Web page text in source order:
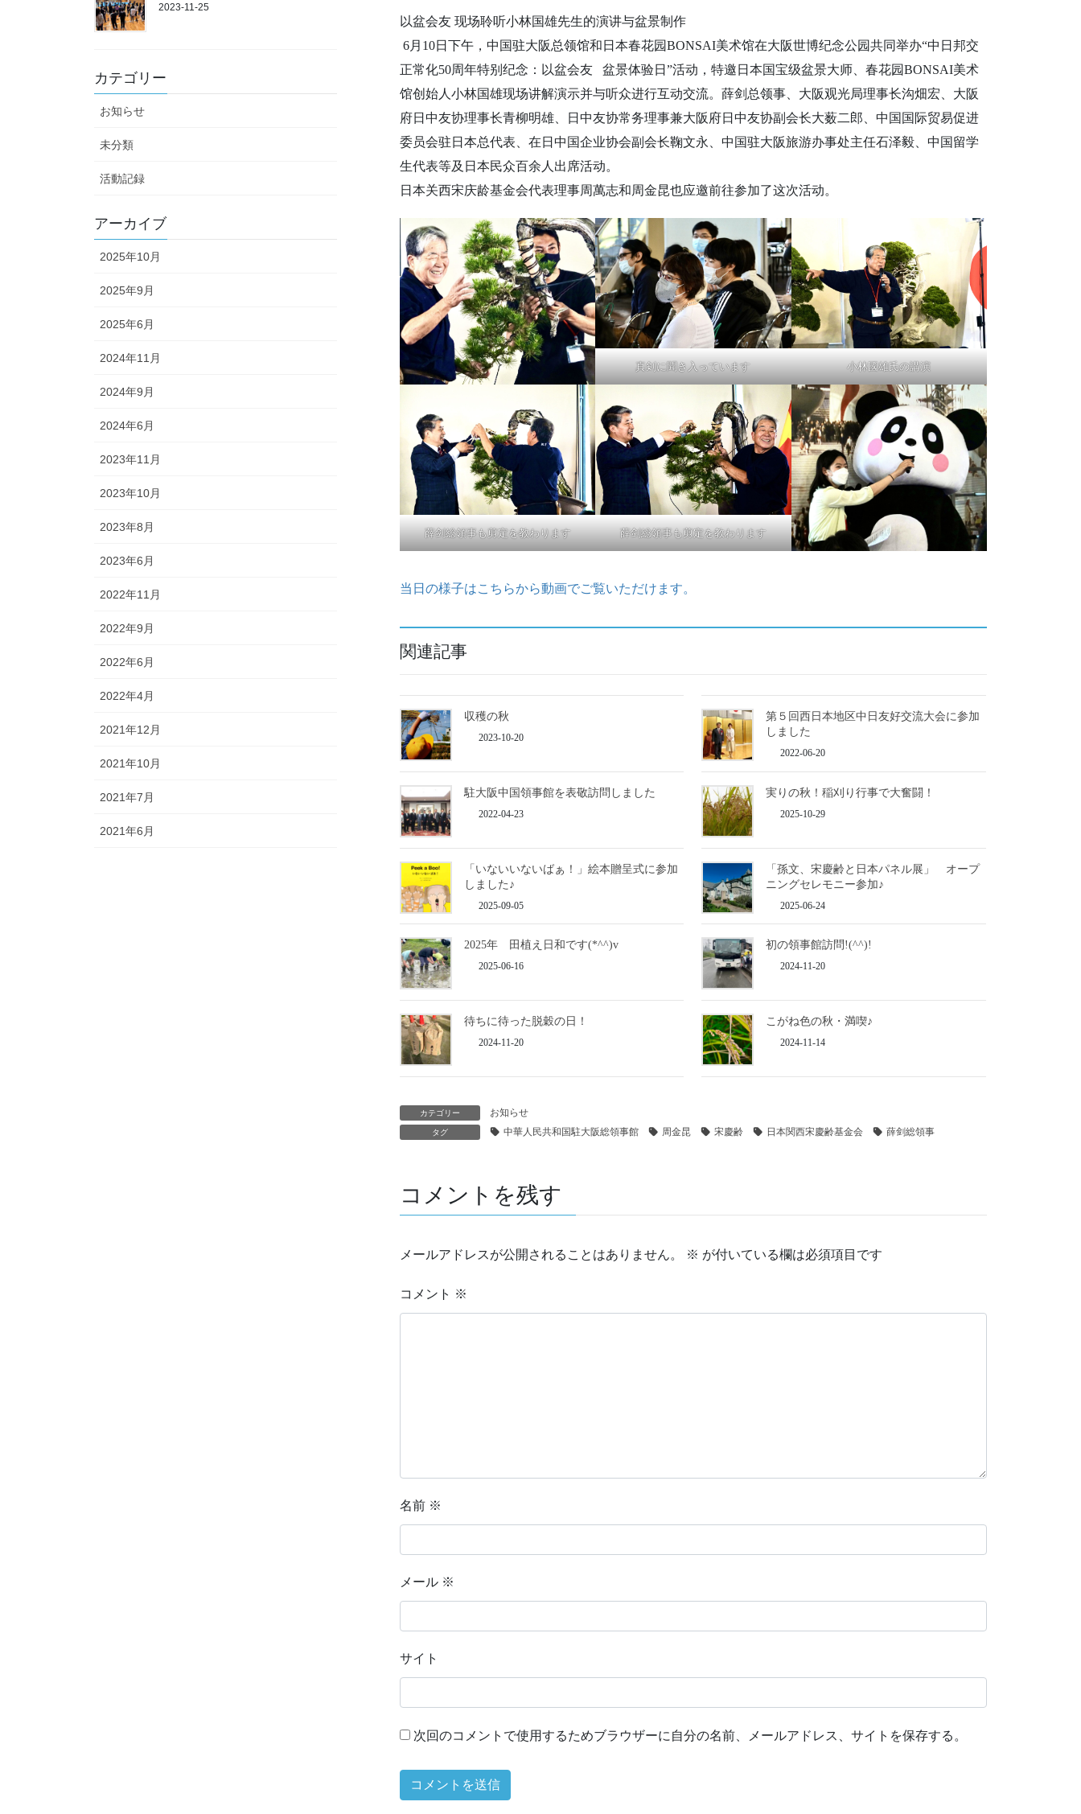
以盆会友 现场聆听小林国雄先生的演讲与盆景制作
6月10日下午，中国驻大阪总领馆和日本春花园BONSAI美术馆在大阪世博纪念公园共同举办“中日邦交
正常化50周年特别纪念：以盆会友 盆景体验日”活动，特邀日本国宝级盆景大师、春花园BONSAI美术
馆创始人小林国雄现场讲解演示并与听众进行互动交流。薛剑总领事、大阪观光局理事长沟畑宏、大阪
府日中友协理事长青柳明雄、日中友协常务理事兼大阪府日中友协副会长大薮二郎、中国国际贸易促进
委员会驻日本总代表、在日中国企业协会副会长鞠文永、中国驻大阪旅游办事处主任石泽毅、中国留学
生代表等及日本民众百余人出席活动。
日本关西宋庆龄基金会代表理事周萬志和周金昆也应邀前往参加了这次活动。
真剣に聞き入っています 小林國雄氏の講演
薛剑総領事も剪定を教わります 薛剑総領事も剪定を教わります
当日の様子はこちらから動画でご覧いただけます。
関連記事
収穫の秋
2023-10-20
第５回西日本地区中日友好交流大会に参加
しました
2022-06-20
駐大阪中国領事館を表敬訪問しました
2022-04-23
実りの秋！稲刈り行事で大奮闘！
2025-10-29
「いないいないばぁ！」絵本贈呈式に参加
しました♪
2025-09-05
「孫文、宋慶齢と日本パネル展」 オープ
ニングセレモニー参加♪
2025-06-24
2025年 田植え日和です(*^^)v
2025-06-16
初の領事館訪問!(^^)!
2024-11-20
待ちに待った脱穀の日！
2024-11-20
こがね色の秋・満喫♪
2024-11-14
カテゴリー お知らせ
タグ 中華人民共和国駐大阪総領事館 周金昆 宋慶齢 日本関西宋慶齢基金会 薛剑総領事
コメントを残す
メールアドレスが公開されることはありません。 ※ が付いている欄は必須項目です
コメント ※
名前 ※
メール ※
サイト
次回のコメントで使用するためブラウザーに自分の名前、メールアドレス、サイトを保存する。
2023-11-25
カテゴリー
お知らせ
未分類
活動記録
アーカイブ
2025年10月
2025年9月
2025年6月
2024年11月
2024年9月
2024年6月
2023年11月
2023年10月
2023年8月
2023年6月
2022年11月
2022年9月
2022年6月
2022年4月
2021年12月
2021年10月
2021年7月
2021年6月